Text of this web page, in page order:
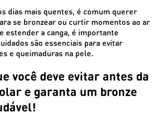
dias mais quentes, é comum querer
se bronzear ou curtir momentos ao ar
estender a canga, é importante
são essenciais para evitar
e queimaduras na pele.
você deve evitar antes da
e garanta um bronze